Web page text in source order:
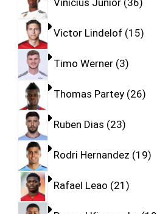
Vinicius Junior 36
Victor Lindelof 15
Timo Werner 3
Thomas Partey 26
Ruben Dias 23
Rodri Hernandez 19
Rafael Leao 21